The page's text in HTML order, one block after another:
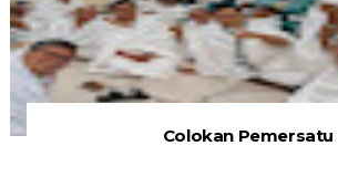
Colokan Pemersatu